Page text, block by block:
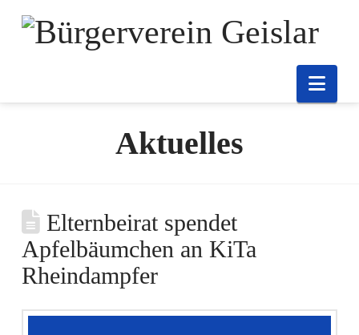
Aktuelles
Elternbeirat spendet
Apfelbäumchen an KiTa
Rheindampfer